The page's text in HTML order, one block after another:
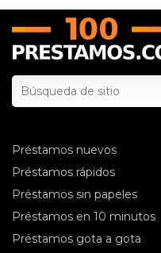
Préstamos nuevos
Préstamos rápidos
Préstamos sin papeles
Préstamos en 10 minutos
Préstamos gota a gota